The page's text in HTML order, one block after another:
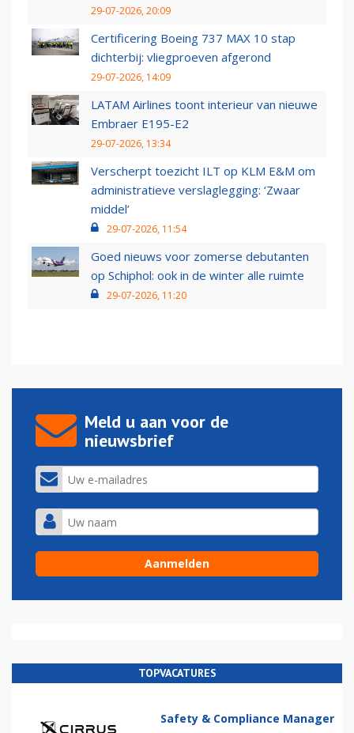
29-07-2026, 20:09
Certificering Boeing 737 MAX 10 stap
dichterbij: vliegproeven afgerond
29-07-2026, 14:09
LATAM Airlines toont interieur van nieuwe
Embraer E195-E2
29-07-2026, 13:34
Verscherpt toezicht ILT op KLM E&M om
administratieve verslaglegging: ‘Zwaar
middel’
29-07-2026, 11:54
Goed nieuws voor zomerse debutanten
op Schiphol: ook in de winter alle ruimte
29-07-2026, 11:20
Meld u aan voor de
nieuwsbrief
TOPVACATURES
Safety & Compliance Manager